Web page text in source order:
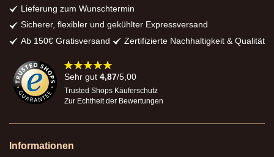
Lieferung zum Wunschtermin
Sicherer, flexibler und gekühlter Expressversand
Ab 150€ Gratisversand
Zertifizierte Nachhaltigkeit & Qualität
98%
Sehr gut 4,87/5,00
Trusted Shops Käuferschutz
Zur Echtheit der Bewertungen
Informationen